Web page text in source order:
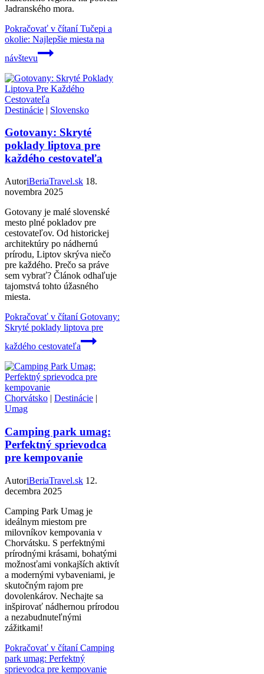
Jadranského mora.
Pokračovať v čítaníTučepi a
okolie: Najlepšie miesta na
návštevu
Destinácie | Slovensko
Gotovany: Skryté
poklady liptova pre
každého cestovateľa
AutoriBeriaTravel.sk 18.
novembra 2025
Gotovany je malé slovenské
mesto plné pokladov pre
cestovateľov. Od historickej
architektúry po nádhernú
prírodu, Liptov skrýva niečo
pre každého. Prečo sa práve
sem vybrať? Článok odhaľuje
tajomstvá tohto úžasného
miesta.
Pokračovať v čítaníGotovany:
Skryté poklady liptova pre
každého cestovateľa
Chorvátsko | Destinácie |
Umag
Camping park umag:
Perfektný sprievodca
pre kempovanie
AutoriBeriaTravel.sk 12.
decembra 2025
Camping Park Umag je
ideálnym miestom pre
milovníkov kempovania v
Chorvátsku. S perfektnými
prírodnými krásami, bohatými
možnosťami vonkajších aktivít
a modernými vybaveniami, je
skutočným rajom pre
dovolenkárov. Nechajte sa
inšpirovať nádhernou prírodou
a nezabudnuteľnými
zážitkami!
Pokračovať v čítaníCamping
park umag: Perfektný
sprievodca pre kempovanie